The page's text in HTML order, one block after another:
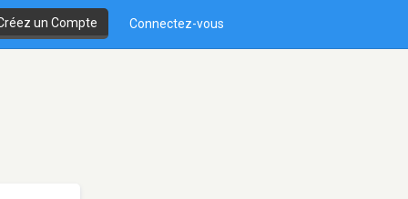
un Compte Connectez-vous